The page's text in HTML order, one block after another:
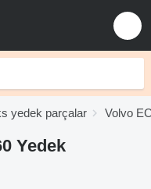
yedek parçalar Volvo
Yedek